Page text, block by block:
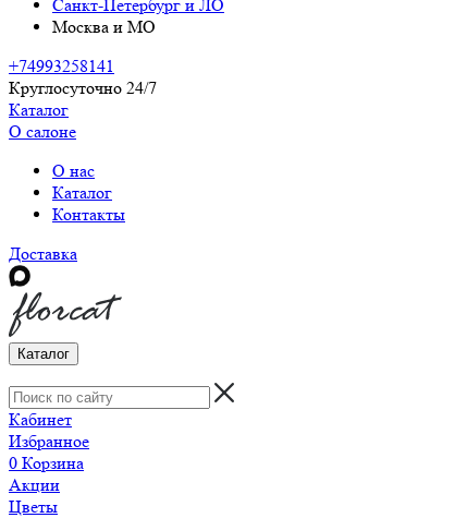
Санкт-Петербург и ЛО
Москва и МО
+74993258141
Круглосуточно 24/7
Каталог
О салоне
О нас
Каталог
Контакты
Доставка
Каталог
Кабинет
Избранное
0 Корзина
Акции
Цветы